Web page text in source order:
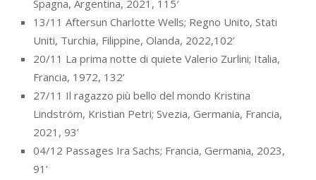
Spagna, Argentina, 2021, 115′
13/11 Aftersun Charlotte Wells; Regno Unito, Stati
Uniti, Turchia, Filippine, Olanda, 2022,102’
20/11 La prima notte di quiete Valerio Zurlini; Italia,
Francia, 1972, 132’
27/11 Il ragazzo più bello del mondo Kristina
Lindström, Kristian Petri; Svezia, Germania, Francia,
2021, 93’
04/12 Passages Ira Sachs; Francia, Germania, 2023,
91’